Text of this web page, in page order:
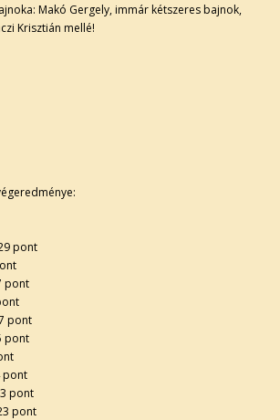
Makó Gergely, immár kétszeres bajnok,
Krisztián mellé!
pont
pont
pont
pont
pont
pont
pont